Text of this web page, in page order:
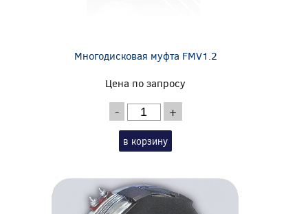
Многодисковая муфта FMV1.2
Цена по запросу
- +
в корзину